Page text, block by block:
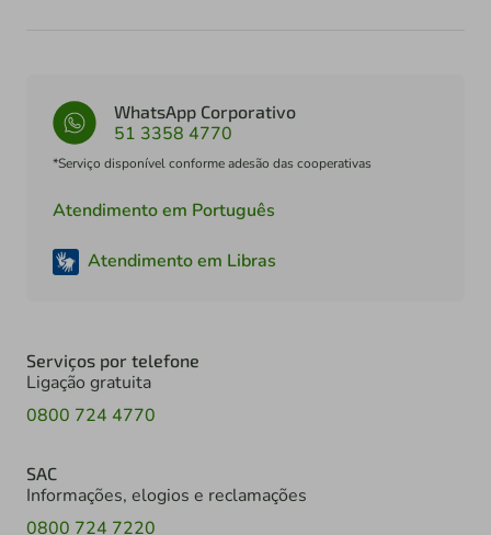
WhatsApp Corporativo
51 3358 4770
*Serviço disponível conforme adesão das cooperativas
Atendimento em Português
Atendimento em Libras
Serviços por telefone
Ligação gratuita
0800 724 4770
SAC
Informações, elogios e reclamações
0800 724 7220